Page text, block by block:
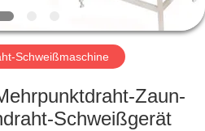
Schweißmaschine
Zaun-
Schweißgerät